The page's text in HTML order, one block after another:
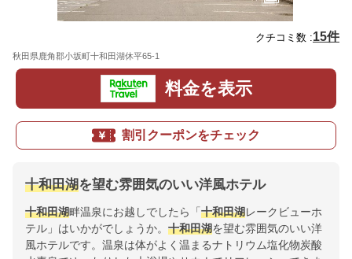
クチコミ数 :15件
秋田県鹿角郡小坂町十和田湖休平65-1
料金を表示
割引クーポンをチェック
十和田湖を望む雰囲気のいい洋風ホテル
十和田湖畔温泉にお越しでしたら「 十和田湖レークビューホ
テル」はいかがでしょうか。 十和田湖を望む雰囲気のいい洋
風ホテルです。温泉は体がよく温まるナトリウム塩化物炭酸